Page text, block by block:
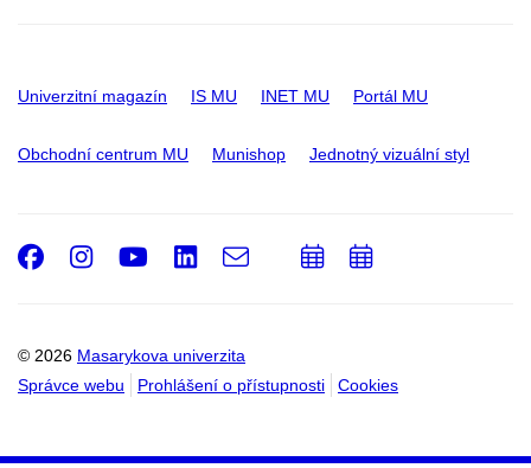
Univerzitní magazín IS MU INET MU Portál MU
Obchodní centrum MU Munishop Jednotný vizuální styl
© 2026 Masarykova univerzita
Správce webu
Prohlášení o přístupnosti Cookies
Facebook
Instagram
Youtube
LinkedIn
e-
PřidatPřidat